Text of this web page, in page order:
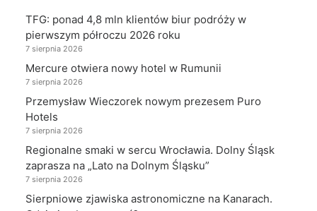
TFG: ponad 4,8 mln klientów biur podróży w
pierwszym półroczu 2026 roku
7 sierpnia 2026
Mercure otwiera nowy hotel w Rumunii
7 sierpnia 2026
Przemysław Wieczorek nowym prezesem Puro
Hotels
7 sierpnia 2026
Regionalne smaki w sercu Wrocławia. Dolny Śląsk
zaprasza na „Lato na Dolnym Śląsku”
7 sierpnia 2026
Sierpniowe zjawiska astronomiczne na Kanarach.